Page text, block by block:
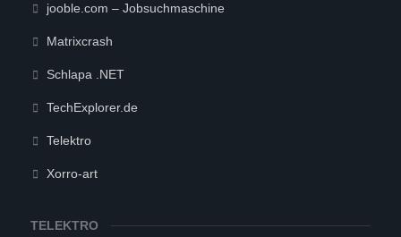
jooble.com – Jobsuchmaschine
Matrixcrash
Schlapa .NET
TechExplorer.de
Telektro
Xorro-art
TELEKTRO